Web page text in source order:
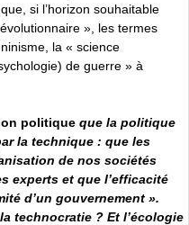
si l’horizon souhaitable
», les termes
la « science
de guerre » à
politique que la politique
la technique : que les
de nos sociétés
experts et que l’efficacité
d’un gouvernement ».
technocratie ? Et l’écologie